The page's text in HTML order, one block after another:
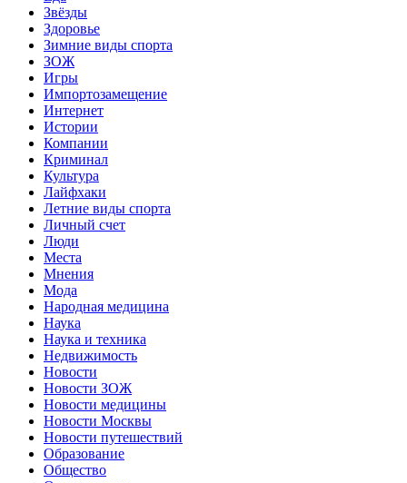
Звёзды
Здоровье
Зимние виды спорта
ЗОЖ
Игры
Импортозамещение
Интернет
Истории
Компании
Криминал
Культура
Лайфхаки
Летние виды спорта
Личный счет
Люди
Места
Мнения
Мода
Народная медицина
Наука
Наука и техника
Недвижимость
Новости
Новости ЗОЖ
Новости медицины
Новости Москвы
Новости путешествий
Образование
Общество